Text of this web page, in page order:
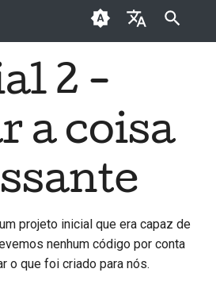
Español
Italiano
Português
中文(简体)
2 -
a coisa
projeto inicial que era capaz de
nenhum código por conta
o que foi criado para nós.